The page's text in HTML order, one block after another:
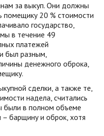
за выкуп. Они должны
помещику 20 % стоимости
государство,
в течение 49
платежей
был разным,
денежного оброка,
сделки, а также те,
надела, считались
были в полном объеме
барщину и оброк, хотя